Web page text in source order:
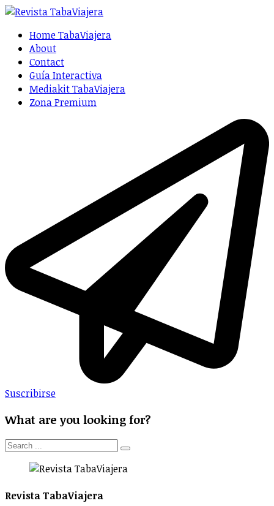
Home TabaViajera
About
Contact
Guía Interactiva
Mediakit TabaViajera
Zona Premium
Suscribirse
What are you looking for?
Revista TabaViajera